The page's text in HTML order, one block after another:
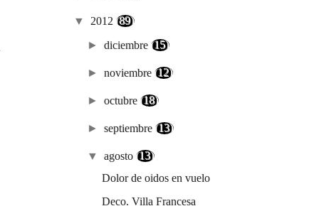
▼ 2012 (89)
►diciembre (15)
►noviembre (12)
►octubre (18)
►septiembre (13)
▼agosto (13)
Dolor de oidos en vuelo
Deco. Villa Francesa